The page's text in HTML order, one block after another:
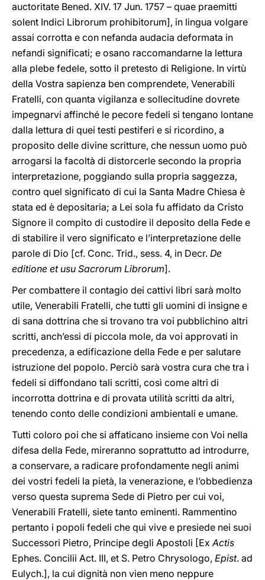
auctoritate Bened. XIV. 17 Jun. 1757 – quae praemitti
solent Indici Librorum prohibitorum], in lingua volgare
assai corrotta e con nefanda audacia deformata in
nefandi significati; e osano raccomandarne la lettura
alla plebe fedele, sotto il pretesto di Religione. In virtù
della Vostra sapienza ben comprendete, Venerabili
Fratelli, con quanta vigilanza e sollecitudine dovrete
impegnarvi affinché le pecore fedeli si tengano lontane
dalla lettura di quei testi pestiferi e si ricordino, a
proposito delle divine scritture, che nessun uomo può
arrogarsi la facoltà di distorcerle secondo la propria
interpretazione, poggiando sulla propria saggezza,
contro quel significato di cui la Santa Madre Chiesa è
stata ed è depositaria; a Lei sola fu affidato da Cristo
Signore il compito di custodire il deposito della Fede e
di stabilire il vero significato e l’interpretazione delle
parole di Dio [cf. Conc. Trid., sess. 4, in Decr. De
editione et usu Sacrorum Librorum].
Per combattere il contagio dei cattivi libri sarà molto
utile, Venerabili Fratelli, che tutti gli uomini di insigne e
di sana dottrina che si trovano tra voi pubblichino altri
scritti, anch’essi di piccola mole, da voi approvati in
precedenza, a edificazione della Fede e per salutare
istruzione del popolo. Perciò sarà vostra cura che tra i
fedeli si diffondano tali scritti, così come altri di
incorrotta dottrina e di provata utilità scritti da altri,
tenendo conto delle condizioni ambientali e umane.
Tutti coloro poi che si affaticano insieme con Voi nella
difesa della Fede, mireranno soprattutto ad introdurre,
a conservare, a radicare profondamente negli animi
dei vostri fedeli la pietà, la venerazione, e l’obbedienza
verso questa suprema Sede di Pietro per cui voi,
Venerabili Fratelli, siete tanto eminenti. Rammentino
pertanto i popoli fedeli che qui vive e presiede nei suoi
Successori Pietro, Principe degli Apostoli [ExActis
Ephes. Concilii Act. III, et S. Petro Chrysologo, Epist. ad
Eulych.], la cui dignità non vien meno neppure